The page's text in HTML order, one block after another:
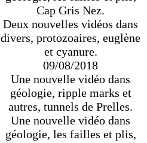
Cap Gris Nez.
Deux nouvelles vidéos dans
divers, protozoaires, euglène
et cyanure.
09/08/2018
Une nouvelle vidéo dans
géologie, ripple marks et
autres, tunnels de Prelles.
Une nouvelle vidéo dans
géologie, les failles et plis,